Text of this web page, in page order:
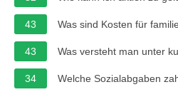
43 Was sind Kosten für
43 Was versteht man unter
34 Welche Sozialabgaben